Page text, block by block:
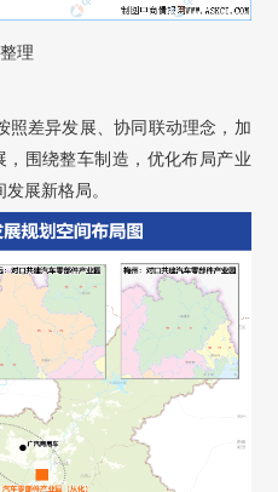
理
照差异发展、协同联动理念，加
围绕整车制造，优化布局产业
展新格局。